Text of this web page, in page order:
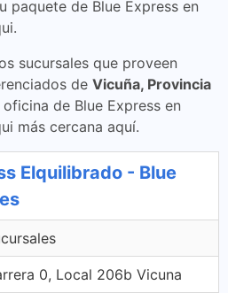
paquete de Blue Express en
sucursales que proveen
de Vicuña, Provincia
de Blue Express en
más cercana aquí.
Elquilibrado - Blue
0, Local 206b Vicuna